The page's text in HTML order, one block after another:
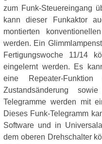
zum Funk-Steuereingang
kann dieser Funkaktor
montierten
werden. Ein
Fertigungswoche 11/14
eingelernt werden. Es
eine Repeater-
Zustandsänderung
Telegramme werden mit
Dieses Funk-Telegramm
Software und in
dem oberen Drehschalter